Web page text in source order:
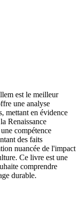
est le meilleur
une analyse
mettant en évidence
Renaissance
compétence
des faits
nuancée de l'impact
Ce livre est une
comprendre
durable.